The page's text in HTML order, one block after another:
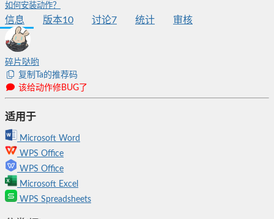
如何安装动作？
信息 版本10 讨论7 统计 审核
碎片哒哟
复制Ta的推荐码
该给动作修BUG了
适用于
Microsoft Word
WPS Office
WPS Office
Microsoft Excel
WPS Spreadsheets